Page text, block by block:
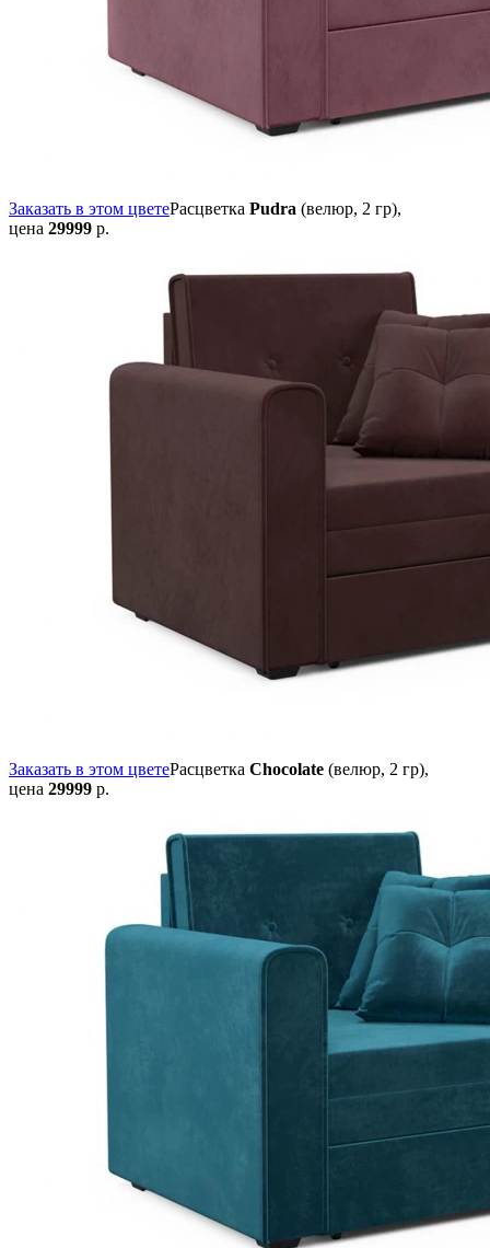
Заказать в этом цветеРасцветка Pudra (велюр, 2 гр),
цена 29999 р.
Заказать в этом цветеРасцветка Chocolate (велюр, 2 гр),
цена 29999 р.